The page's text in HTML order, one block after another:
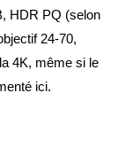
HDR PQ (selon
24-70,
4K, même si le
ici.